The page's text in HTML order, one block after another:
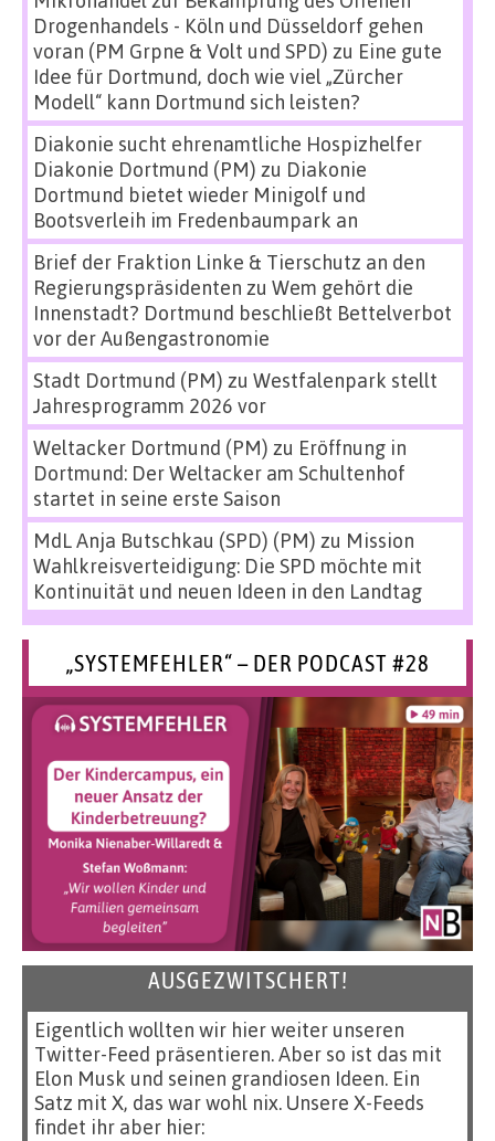
Drogenhandels - Köln und Düsseldorf gehen
voran (PM Grpne & Volt und SPD) zu Eine gute
Idee für Dortmund, doch wie viel „Zürcher
Modell“ kann Dortmund sich leisten?
Diakonie sucht ehrenamtliche Hospizhelfer
Diakonie Dortmund (PM) zu Diakonie
Dortmund bietet wieder Minigolf und
Bootsverleih im Fredenbaumpark an
Brief der Fraktion Linke & Tierschutz an den
Regierungspräsidenten zu Wem gehört die
Innenstadt? Dortmund beschließt Bettelverbot
vor der Außengastronomie
Stadt Dortmund (PM) zu Westfalenpark stellt
Jahresprogramm 2026 vor
Weltacker Dortmund (PM) zu Eröffnung in
Dortmund: Der Weltacker am Schultenhof
startet in seine erste Saison
MdL Anja Butschkau (SPD) (PM) zu Mission
Wahlkreisverteidigung: Die SPD möchte mit
Kontinuität und neuen Ideen in den Landtag
„SYSTEMFEHLER“ – DER PODCAST #28
AUSGEZWITSCHERT!
Eigentlich wollten wir hier weiter unseren
Twitter-Feed präsentieren. Aber so ist das mit
Elon Musk und seinen grandiosen Ideen. Ein
Satz mit X, das war wohl nix. Unsere X-Feeds
findet ihr aber hier: